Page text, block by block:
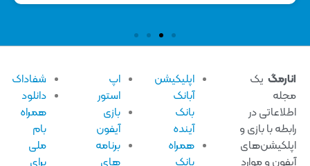
یک
در
با بازی و
و موارد
اپلیکیشن
آبانک
آینده
همراه
اپ
استور
بازی
آیفون
برنامه
شفاداک
دانلود
همراه